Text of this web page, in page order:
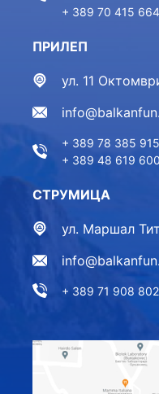
+ 389 70 415 664
ПРИЛЕП
ул. 11
+ 389 78 385 915
+ 389 48 619 600
СТРУМИЦА
ул. Маршал
+ 389 71 908 802